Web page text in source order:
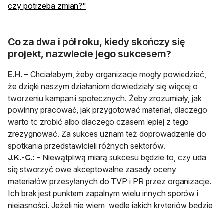
czy potrzeba zmian?"
Co za dwa i pół roku, kiedy skończy się
projekt, nazwiecie jego sukcesem?
E.H. – Chciałabym, żeby organizacje mogły powiedzieć,
że dzięki naszym działaniom dowiedziały się więcej o
tworzeniu kampanii społecznych. Żeby zrozumiały, jak
powinny pracować, jak przygotować materiał, dlaczego
warto to zrobić albo dlaczego czasem lepiej z tego
zrezygnować. Za sukces uznam też doprowadzenie do
spotkania przedstawicieli różnych sektorów.
J.K.-C.: – Niewątpliwą miarą sukcesu będzie to, czy uda
się stworzyć owe akceptowalne zasady oceny
materiałów przesyłanych do TVP i PR przez organizacje.
Ich brak jest punktem zapalnym wielu innych sporów i
niejasności. Jeżeli nie wiem, wedle jakich kryteriów będzie